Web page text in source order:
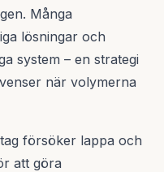
Många
lösningar och
system – en strategi
när volymerna
försöker lappa och
att göra